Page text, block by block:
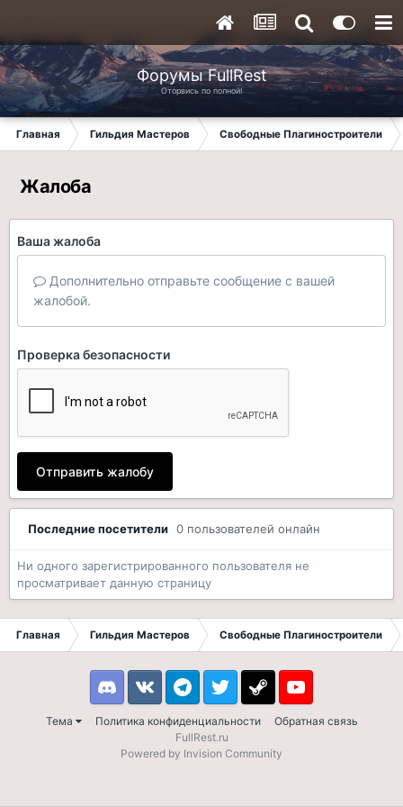
Форумы FullRest
Оторвись по полной!
Главная Гильдия Мастеров Свободные Плагиностроители
Жалоба
Ваша жалоба
Дополнительно отправьте сообщение с вашей
жалобой.
Проверка безопасности
Отправить жалобу
Последние посетители 0 пользователей онлайн
Ни одного зарегистрированного пользователя не
просматривает данную страницу
Главная Гильдия Мастеров Свободные Плагиностроители
Тема Политика конфиденциальности Обратная связь
DiscordVK TelegramTwitter Steam Youtube
FullRest.ru
Powered by Invision Community